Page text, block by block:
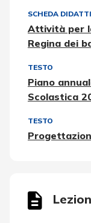
SCHEDA
Attività per
Regina dei
TESTO
Piano
Scolastica
TESTO